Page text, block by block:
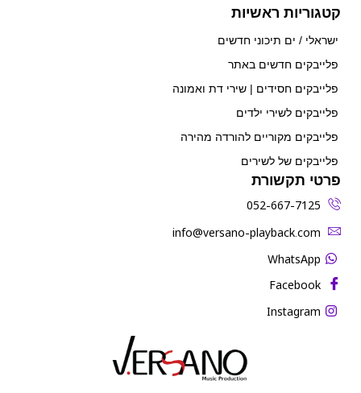
קטגוריות ראשיות
ישראלי / ים תיכוני חדשים
פלייבקים חדשים באתר
פלייבקים חסידים | שירי דת ואמונה
פלייבקים לשירי ילדים
פלייבקים מקוריים להורדה מהירה
פלייבקים של לשירים
פרטי תקשורת
052-667-7125
‫info@versano-playback.com‬
WhatsApp
Facebook
Instagram